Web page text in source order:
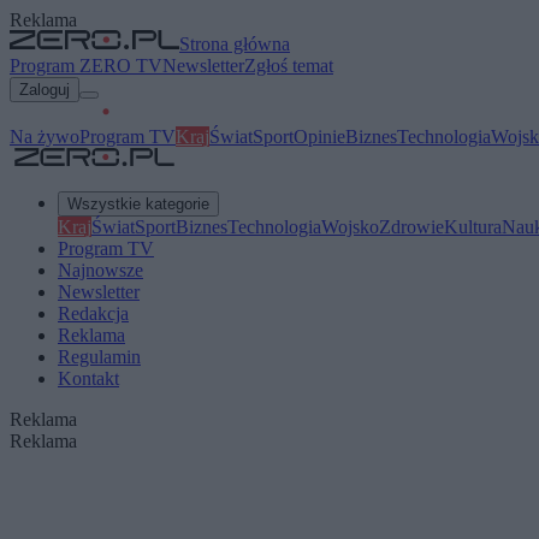
Reklama
Strona główna
Program ZERO TVNewsletterZgłoś temat
Zaloguj
Na żywoProgram TVKrajŚwiatSportOpinieBiznesTechnologia
Wszystkie kategorie
KrajŚwiatSportBiznesTechnologiaWojskoZdrowieKultura
Program TV
Najnowsze
Newsletter
Redakcja
Reklama
Regulamin
Kontakt
Reklama
Reklama